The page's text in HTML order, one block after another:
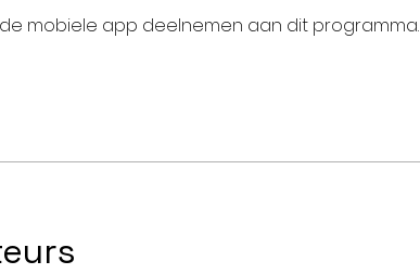
mobiele app deelnemen aan dit programma.